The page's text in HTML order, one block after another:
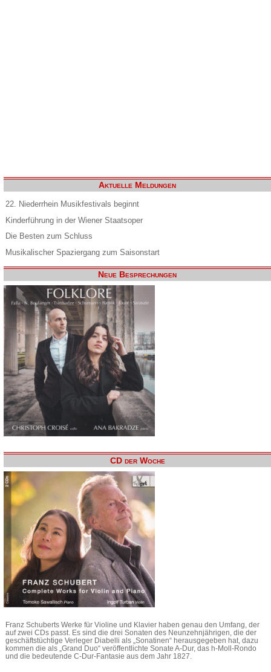
Aktuelle Meldungen
22. Niederrhein Musikfestivals beginnt
Kinderführung in der Wiener Staatsoper
Die Besten zum Schluss
Musikalischer Spaziergang zum Saisonstart
Neue Besprechungen
CD der Woche
Franz Schuberts Werke für Violine und Klavier haben genau den Umfang, der
auf zwei CDs passt. Es sind die drei Sonaten des Neunzehnjährigen, die der
geschäftstüchtige Verleger Diabelli als „Sonatinen“ herausgegeben hat, dazu
kommen die als „Grand Duo“ veröffentlichte Sonate A-Dur, das h-Moll-Rondo
und die bedeutende C-Dur-Fantasie aus dem Jahr 1827.